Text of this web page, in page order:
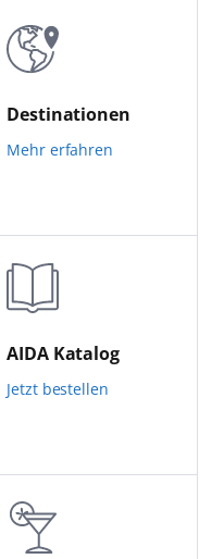
Mehr erfahren
Destinationen
Jetzt bestellen
AIDA Katalog